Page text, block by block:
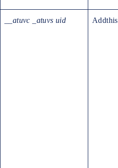
__atuvc _atuvs uid Addthis